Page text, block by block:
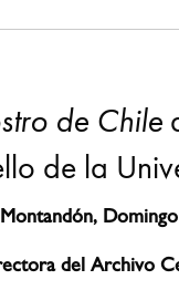
de Chile
de la
del Archivo